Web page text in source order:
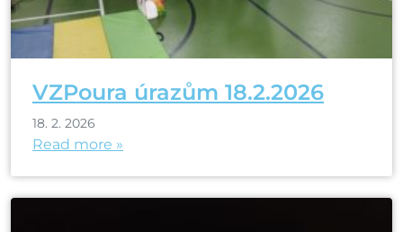
VZPoura úrazům 18.2.2026
18. 2. 2026
Read more »